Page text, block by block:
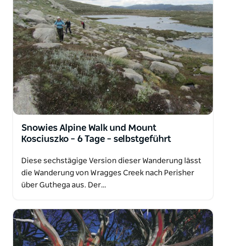
Snowies Alpine Walk und Mount
Kosciuszko – 6 Tage – selbstgeführt
Diese sechstägige Version dieser Wanderung lässt
die Wanderung von Wragges Creek nach Perisher
über Guthega aus. Der…